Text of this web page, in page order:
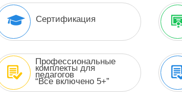
Сертификация
Профессиональные
комплекты для
педагогов
“Все включено 5+”